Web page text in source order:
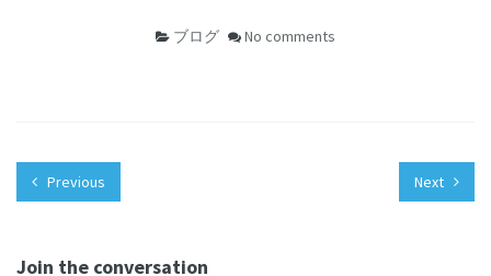
ブログ No comments
Previous Next
Join the conversation